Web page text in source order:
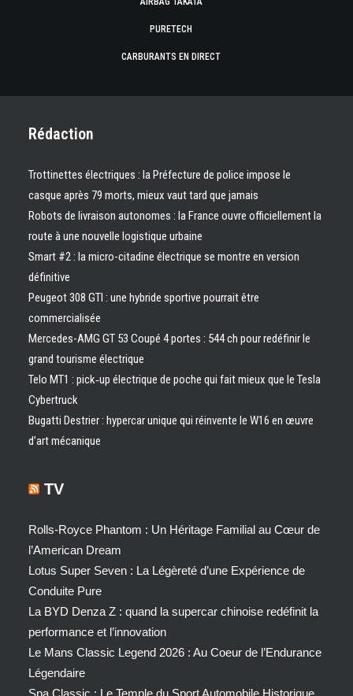
PURETECH
CARBURANTS EN DIRECT
Rédaction
Trottinettes électriques : la Préfecture de police impose le
casque après 79 morts, mieux vaut tard que jamais
Robots de livraison autonomes : la France ouvre officiellement la
route à une nouvelle logistique urbaine
Smart #2 : la micro-citadine électrique se montre en version
définitive
Peugeot 308 GTI : une hybride sportive pourrait être
commercialisée
Mercedes-AMG GT 53 Coupé 4 portes : 544 ch pour redéfinir le
grand tourisme électrique
Telo MT1 : pick‑up électrique de poche qui fait mieux que le Tesla
Cybertruck
Bugatti Destrier : hypercar unique qui réinvente le W16 en œuvre
d’art mécanique
TV
Rolls-Royce Phantom : Un Héritage Familial au Cœur de
l’American Dream
Lotus Super Seven : La Légèreté d’une Expérience de
Conduite Pure
La BYD Denza Z : quand la supercar chinoise redéfinit la
performance et l’innovation
Le Mans Classic Legend 2026 : Au Coeur de l’Endurance
Légendaire
Spa Classic : Le Temple du Sport Automobile Historique